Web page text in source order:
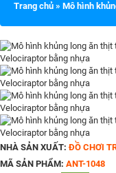
Trang chủ » Mô hình
NHÀ SẢN XUẤT: ĐỒ CHƠI
MÃ SẢN PHẨM: ANT-1048